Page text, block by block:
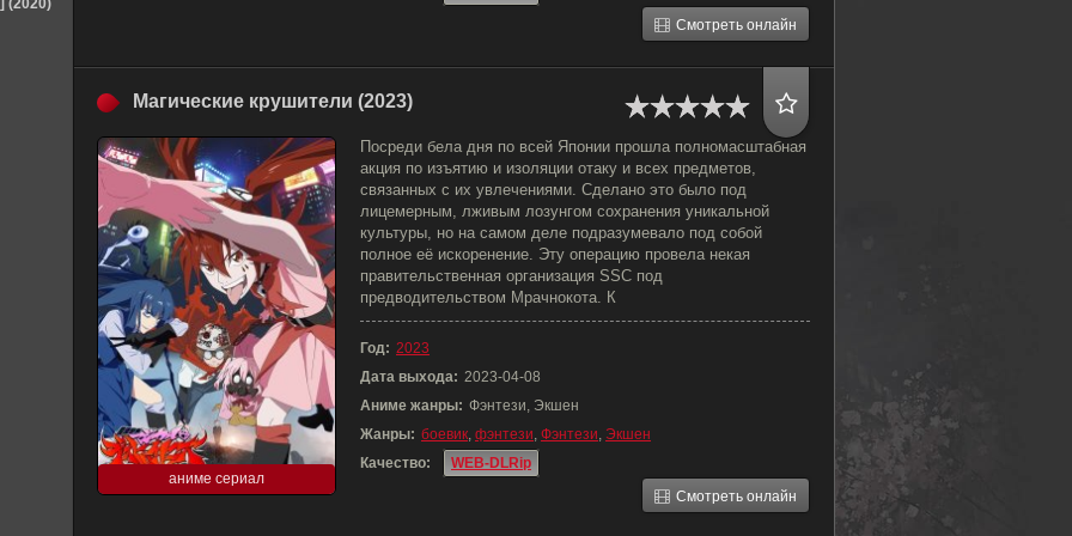
Смотреть онлайн
Магические крушители (2023)
аниме сериал
Посреди бела дня по всей Японии прошла полномасштабная
акция по изъятию и изоляции отаку и всех предметов,
связанных с их увлечениями. Сделано это было под
лицемерным, лживым лозунгом сохранения уникальной
культуры, но на самом деле подразумевало под собой
полное её искоренение. Эту операцию провела некая
правительственная организация SSC под
предводительством Мрачнокота. К
Год: 2023
Дата выхода: 2023-04-08
Аниме жанры: Фэнтези, Экшен
Жанры: боевик, фэнтези, Фэнтези, Экшен
Качество:
WEB-DLRip
Смотреть онлайн